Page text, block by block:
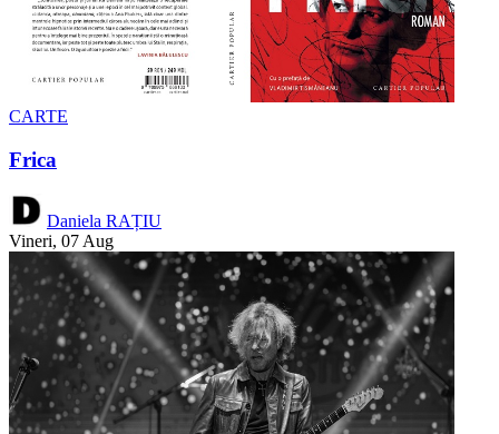
CARTE
Frica
Daniela RAȚIU
Vineri, 07 Aug